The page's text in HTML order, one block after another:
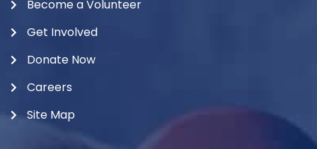
Become a Volunteer
Get Involved
Donate Now
Careers
Site Map